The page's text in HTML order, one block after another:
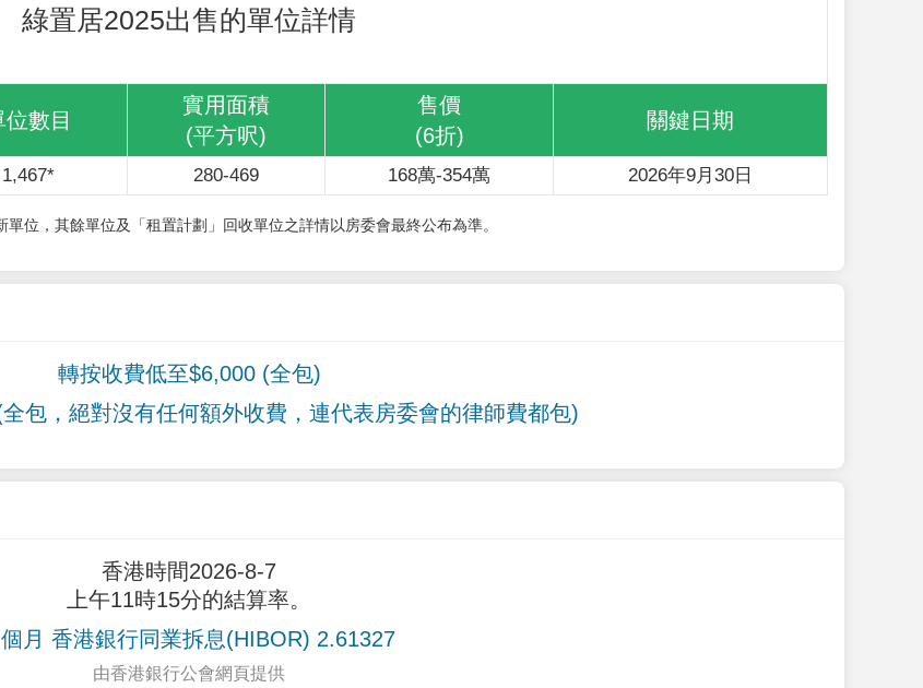
綠置居2025出售的單位詳情
位數目
實用面積
(平方呎)
售價
(6折)
關鍵日期
1,467* 280-469 168萬-354萬 2026年9月30日
位，其餘單位及「租置計劃」回收單位之詳情以房委會最終公布為準。
轉按收費低至$6,000 (全包)
包，絕對沒有任何額外收費，連代表房委會的律師費都包)
香港時間2026-8-7
上午11時15分的結算率。
月 香港銀行同業拆息(HIBOR) 2.61327
由香港銀行公會網頁提供